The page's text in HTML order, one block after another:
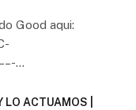
Good aqui:
– -…
ACTUAMOS |